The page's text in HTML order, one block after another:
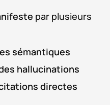
par plusieurs
sémantiques
hallucinations
directes